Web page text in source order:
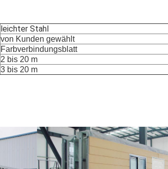
leichter Stahl
von Kunden gewählt
Farbverbindungsblatt
2 bis 20 m
3 bis 20 m